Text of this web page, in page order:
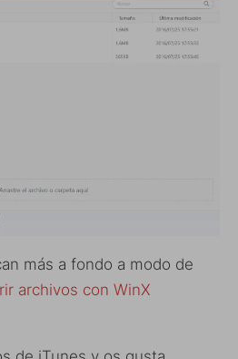
más a fondo a modo de
archivos con WinX